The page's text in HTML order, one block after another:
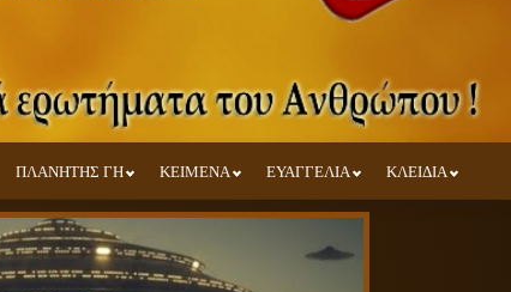
ΠΛΑΝΗΤΗΣ ΓΗ ΚΕΙΜΕΝΑ ΕΥΑΓΓΕΛΙΑ ΚΛΕΙΔΙΑ